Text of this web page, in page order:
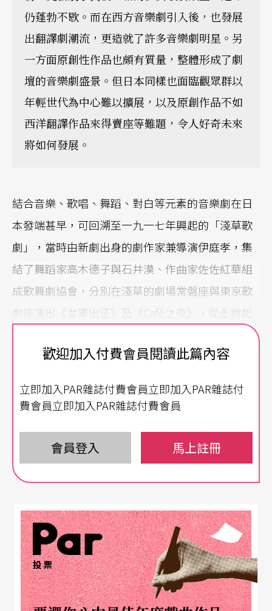
仍蓬勃不歇。而在西方音樂劇引入後，也發展
出翻譯劇潮流，更造就了許多音樂劇明星。另
一方面原創性作品也頗有質量，整體形成了劇
壇的音樂劇盛景。但日本同樣也面臨觀眾群以
年輕世代為中心難以擴展，以及原創作品不如
西洋翻譯作品來得賣座等難題，令人好奇未來
將如何發展。
結合音樂、歌唱、舞蹈、對白等元素的音樂劇在日
本發端甚早，可回溯至一九一七年興起的「淺草歌
劇」，當時由新劇出身的劇作家兼導演伊庭孝，集
結了舞蹈家高木德子與石井漠、作曲家佐佐紅華組
成歌舞劇協會，分別在淺草的劇場常磐座與東京歌
劇座演出《女軍出征》及《Café之夜》，從此掀起
了一股通俗歌劇的熱潮，也被視為日本音樂劇的源
頭。盛極一時的淺草歌劇因為一九二三年的關東大
到禁演，音樂劇的發展因此中斷。此時東寶株式會
en龍宮行（エノケン竜宮へ行く）》與《木蘭從軍
（木蘭従軍）》，打造了更接近音樂劇形式的作
品，也為戰後的「帝國劇場音樂劇」打下基礎。
少女歌劇三團爭鳴 西方音樂劇翻譯成風
另一方面，受到三越少年音樂隊的啟發，白木屋吳
服店在一九一二年成立了少女音樂隊，成為日本
「少女歌劇」的濫觴。隔年寶塚歌唱隊成立，一九
歡迎加入付費會員閱讀此篇內容
立即加入PAR雜誌付費會員立即加入PAR雜誌付
費會員立即加入PAR雜誌付費會員
會員登入 馬上註冊
投票